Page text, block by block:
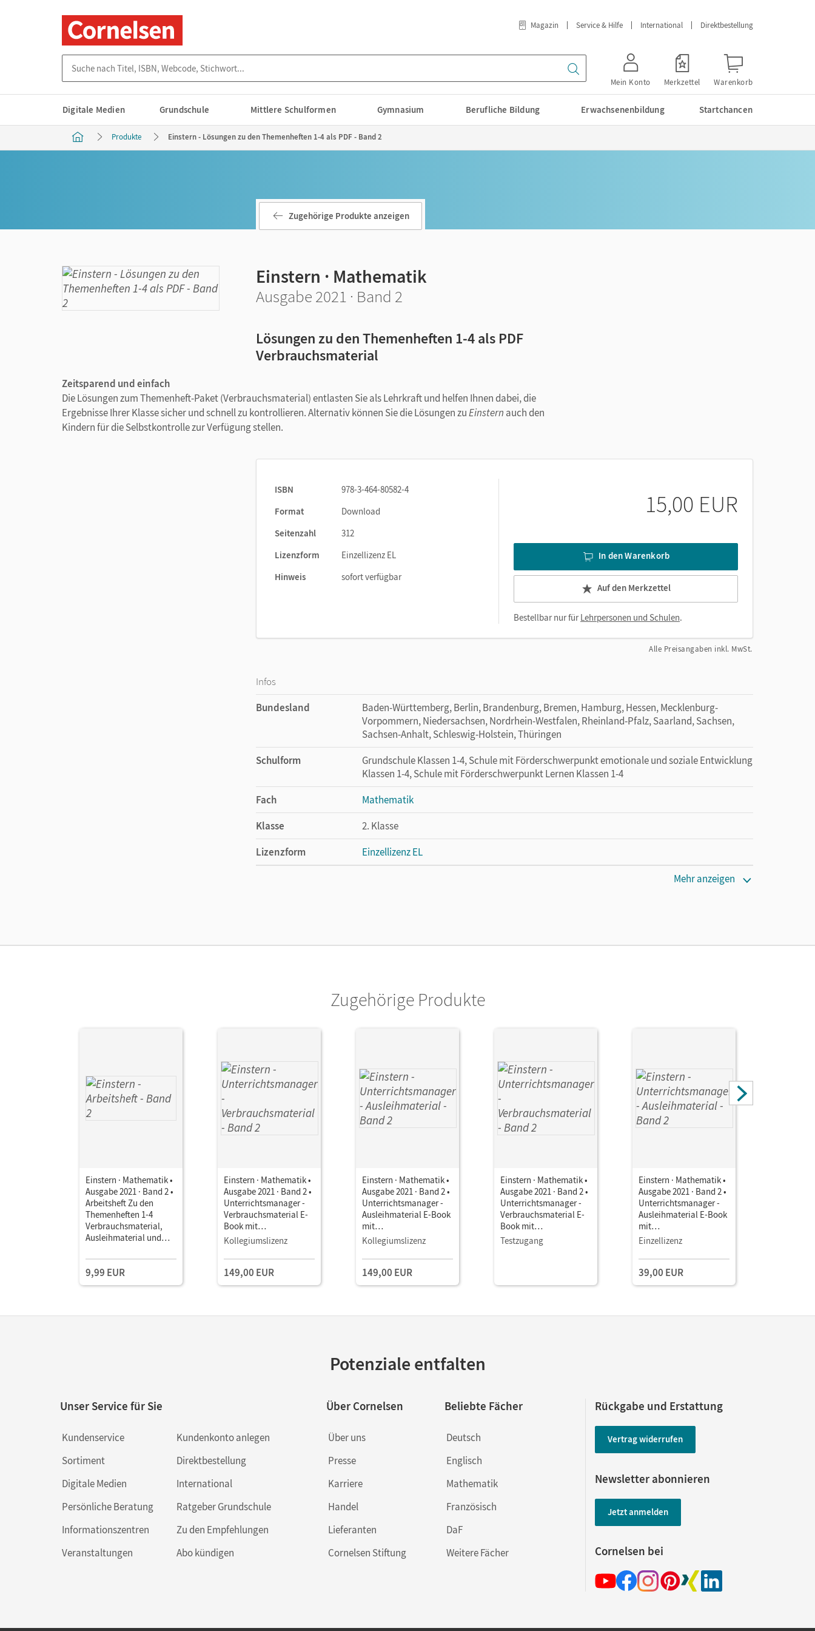
Magazin Service & Hilfe International Direktbestellung
Mein Konto Merkzettel Warenkorb
Digitale Medien Grundschule Mittlere Schulformen Gymnasium Berufliche Bildung Erwachsenenbildung Startchancen
Produkte Einstern - Lösungen zu den Themenheften 1-4 als PDF - Band 2
Zugehörige Produkte anzeigen
Einstern · Mathematik
Ausgabe 2021 · Band 2
Lösungen zu den Themenheften 1-4 als PDF
Verbrauchsmaterial
Zeitsparend und einfach
Die Lösungen zum Themenheft-Paket (Verbrauchsmaterial) entlasten Sie als Lehrkraft und helfen Ihnen dabei, die
Ergebnisse Ihrer Klasse sicher und schnell zu kontrollieren. Alternativ können Sie die Lösungen zuEinstern auch den
Kindern für die Selbstkontrolle zur Verfügung stellen.
ISBN
978-3-464-80582-4
Format
Download
Seitenzahl
312
Lizenzform
Einzellizenz EL
Hinweis
sofort verfügbar
15,00 EUR
In den Warenkorb
Auf den Merkzettel
Bestellbar nur fürLehrpersonen und Schulen.
Alle Preisangaben inkl. MwSt.
Infos
Bundesland
Baden-Württemberg, Berlin, Brandenburg, Bremen, Hamburg, Hessen, Mecklenburg-
Vorpommern, Niedersachsen, Nordrhein-Westfalen, Rheinland-Pfalz, Saarland, Sachsen,
Sachsen-Anhalt, Schleswig-Holstein, Thüringen
Schulform
Grundschule Klassen 1-4, Schule mit Förderschwerpunkt emotionale und soziale Entwicklung
Klassen 1-4, Schule mit Förderschwerpunkt Lernen Klassen 1-4
Fach
Mathematik
Klasse
2. Klasse
Lizenzform
Einzellizenz EL
Mehr anzeigen
Zugehörige Produkte
Einstern · Mathematik •
Ausgabe 2021 · Band 2 •
Arbeitsheft Zu den
Themenheften 1-4
Verbrauchsmaterial,
Ausleihmaterial und
9,99 EUR
Einstern · Mathematik •
Ausgabe 2021 · Band 2 •
Unterrichtsmanager -
Verbrauchsmaterial E-
Book mit
Lehrkräftematerialien
und Planungstools
Kollegiumslizenz
149,00 EUR
Einstern · Mathematik •
Ausgabe 2021 · Band 2 •
Unterrichtsmanager -
Ausleihmaterial E-Book
mit
Lehrkräftematerialien
und Planungstools
Kollegiumslizenz
149,00 EUR
Einstern · Mathematik •
Ausgabe 2021 · Band 2 •
Unterrichtsmanager -
Verbrauchsmaterial E-
Book mit
Lehrkräftematerialien
und Planungstools
Testzugang
Einstern · Mathematik •
Ausgabe 2021 · Band 2 •
Unterrichtsmanager -
Ausleihmaterial E-Book
mit
Lehrkräftematerialien
Einzellizenz
39,00 EUR
Potenziale entfalten
Unser Service für Sie
Kundenservice
Sortiment
Digitale Medien
Persönliche Beratung
Informationszentren
Veranstaltungen
Kundenkonto anlegen
Direktbestellung
International
Ratgeber Grundschule
Zu den Empfehlungen
Abo kündigen
Über Cornelsen
Über uns
Presse
Karriere
Handel
Lieferanten
Cornelsen Stiftung
Beliebte Fächer
Deutsch
Englisch
Mathematik
Französisch
DaF
Weitere Fächer
Rückgabe und Erstattung
Vertrag widerrufen
Newsletter abonnieren
Jetzt anmelden
Cornelsen bei